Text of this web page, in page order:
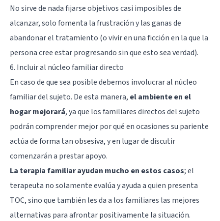
No sirve de nada fijarse objetivos casi imposibles de
alcanzar, solo fomenta la frustración y las ganas de
abandonar el tratamiento (o vivir en una ficción en la que la
persona cree estar progresando sin que esto sea verdad).
6. Incluir al núcleo familiar directo
En caso de que sea posible debemos involucrar al núcleo
familiar del sujeto. De esta manera, el ambiente en el
hogar mejorará, ya que los familiares directos del sujeto
podrán comprender mejor por qué en ocasiones su pariente
actúa de forma tan obsesiva, y en lugar de discutir
comenzarán a prestar apoyo.
La terapia familiar ayudan mucho en estos casos; el
terapeuta no solamente evalúa y ayuda a quien presenta
TOC, sino que también les da a los familiares las mejores
alternativas para afrontar positivamente la situación.